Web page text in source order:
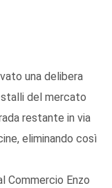
una delibera
del mercato
restante in via
eliminando così
Commercio Enzo